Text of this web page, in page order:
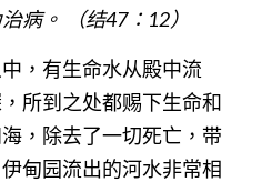
病。 （结47：12）
，有生命水从殿中流
所到之处都赐下生命和
，除去了一切死亡，带
甸园流出的河水非常相